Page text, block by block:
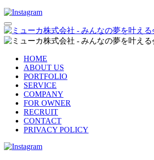
HOME
ABOUT US
PORTFOLIO
SERVICE
COMPANY
FOR OWNER
RECRUIT
CONTACT
PRIVACY POLICY